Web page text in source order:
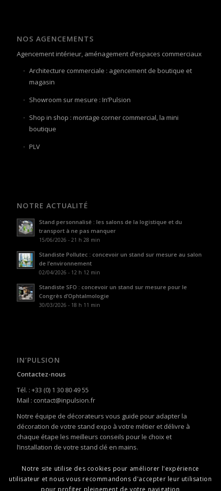
NOS AGENCEMENTS
Agencement intérieur, aménagement d’espaces commerciaux
Architecture commerciale : agencement de boutique et
magasin
Showroom sur mesure : In’Pulsion
Shop in shop : montage corner commercial, la mini
boutique
PLV
NOTRE ACTUALITÉ
Stand personnalisé : les salons de la logistique et du
transport à ne pas manquer
15/06/2026 - 21 h 28 min
Standiste Pollutec : concevoir un stand sur mesure au salon
de l’environnement
02/04/2026 - 12 h 12 min
Standiste SFO : concevoir un stand sur mesure pour le
Congrès d’Ophtalmologie
30/03/2026 - 18 h 11 min
IN’PULSION
Contactez-nous
Tél. : +33 (0) 1 30 80 49 55
Mail : contact@inpulsion.fr
Notre équipe de décorateurs vous guide pour adapter la
décoration de votre stand expo à votre métier et délivre à
chaque étape les meilleurs conseils pour le choix et
l’installation de votre stand clé en mains.
Notre site utilise des cookies pour améliorer l'expérience
utilisateur et nous vous recommandons d'accepter leur utilisation